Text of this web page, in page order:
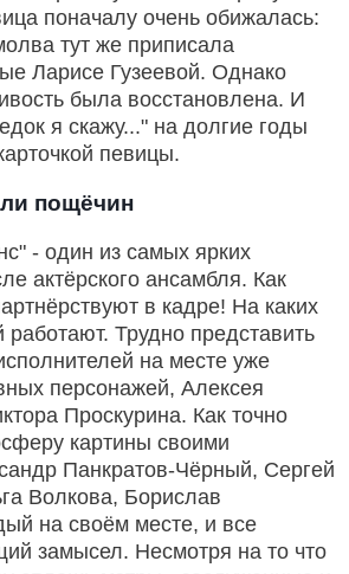
поначалу очень обижалась:
тут же приписала
Ларисе Гузеевой. Однако
была восстановлена. И
я скажу..." на долгие годы
певицы.
пощёчин
- один из самых ярких
актёрского ансамбля. Как
в кадре! На каких
работают. Трудно представить
на месте уже
персонажей, Алексея
Проскурина. Как точно
картины своими
Панкратов-Чёрный, Сергей
Волкова, Борислав
на своём месте, и все
замысел. Несмотря на то что